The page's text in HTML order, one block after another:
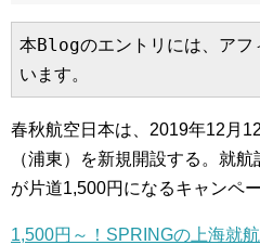
本Blogのエントリには、アフ
います。
春秋航空日本は、2019年12月
（浦東）を新規開設する。就
が片道1,500円になるキャンペ
1,500円～！SPRINGの上海就